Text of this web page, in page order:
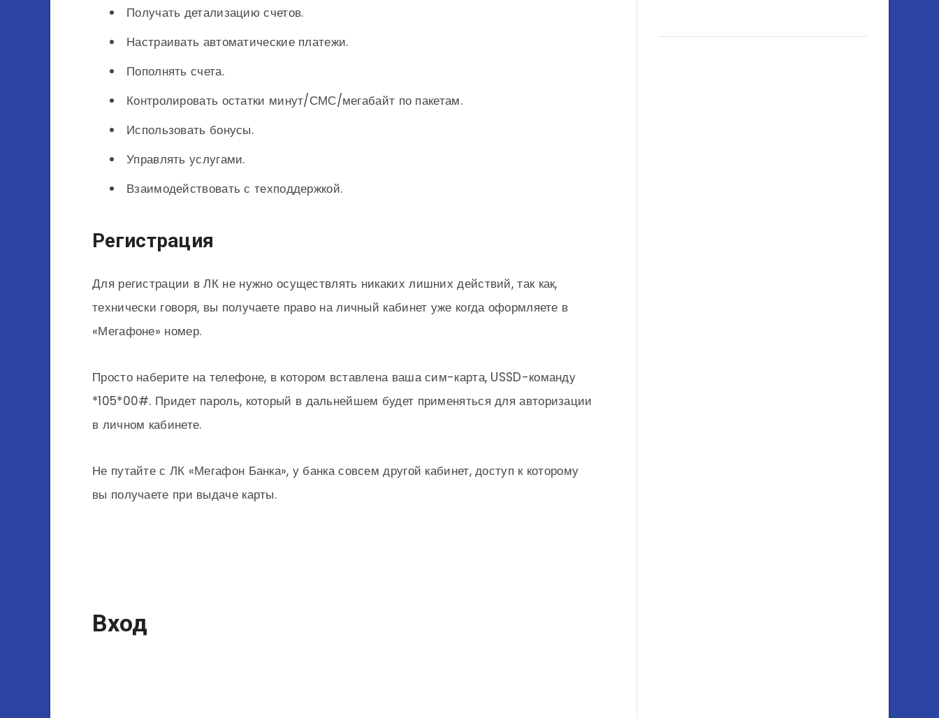
Получать детализацию счетов.
Настраивать автоматические платежи.
Пополнять счета.
Контролировать остатки минут/СМС/мегабайт по пакетам.
Использовать бонусы.
Управлять услугами.
Взаимодействовать с техподдержкой.
Регистрация
Для регистрации в ЛК не нужно осуществлять никаких лишних действий, так как,
технически говоря, вы получаете право на личный кабинет уже когда оформляете в
«Мегафоне» номер.
Просто наберите на телефоне, в котором вставлена ваша сим-карта, USSD-команду
*105*00#. Придет пароль, который в дальнейшем будет применяться для авторизации
в личном кабинете.
Не путайте с ЛК «Мегафон Банка», у банка совсем другой кабинет, доступ к которому
вы получаете при выдаче карты.
Вход